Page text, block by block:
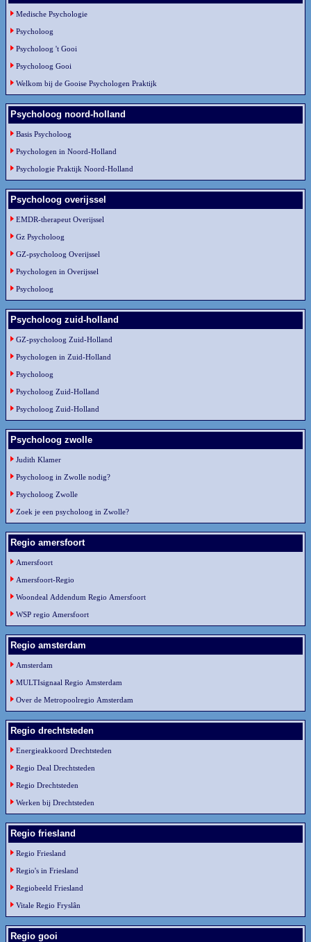
Medische Psychologie
Psycholoog
Psycholoog 't Gooi
Psycholoog Gooi
Welkom bij de Gooise Psychologen Praktijk
Psycholoog noord-holland
Basis Psycholoog
Psychologen in Noord-Holland
Psychologie Praktijk Noord-Holland
Psycholoog overijssel
EMDR-therapeut Overijssel
Gz Psycholoog
GZ-psycholoog Overijssel
Psychologen in Overijssel
Psycholoog
Psycholoog zuid-holland
GZ-psycholoog Zuid-Holland
Psychologen in Zuid-Holland
Psycholoog
Psycholoog Zuid-Holland
Psycholoog Zuid-Holland
Psycholoog zwolle
Judith Klamer
Psycholoog in Zwolle nodig?
Psycholoog Zwolle
Zoek je een psycholoog in Zwolle?
Regio amersfoort
Amersfoort
Amersfoort-Regio
Woondeal Addendum Regio Amersfoort
WSP regio Amersfoort
Regio amsterdam
Amsterdam
MULTIsignaal Regio Amsterdam
Over de Metropoolregio Amsterdam
Regio drechtsteden
Energieakkoord Drechtsteden
Regio Deal Drechtsteden
Regio Drechtsteden
Werken bij Drechtsteden
Regio friesland
Regio Friesland
Regio's in Friesland
Regiobeeld Friesland
Vitale Regio Fryslân
Regio gooi